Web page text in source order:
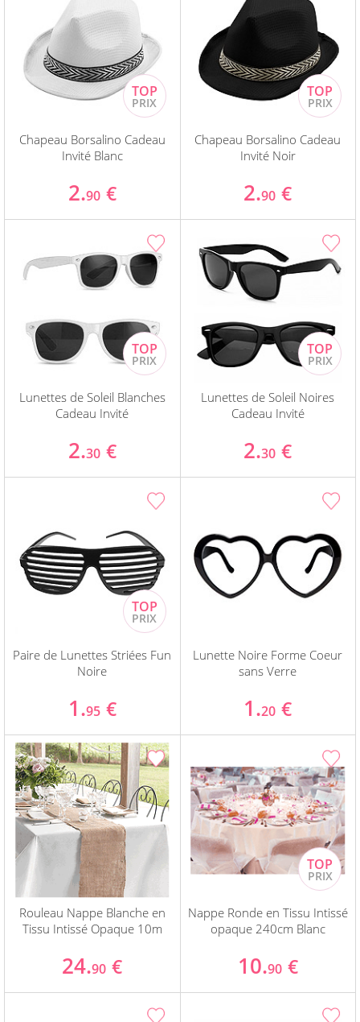
Chapeau Borsalino Cadeau
Invité Blanc
2.90 €
Chapeau Borsalino Cadeau
Invité Noir
2.90 €
Lunettes de Soleil Blanches
Cadeau Invité
2.30 €
Lunettes de Soleil Noires
Cadeau Invité
2.30 €
Paire de Lunettes Striées Fun
Noire
1.95 €
Lunette Noire Forme Coeur
sans Verre
1.20 €
Rouleau Nappe Blanche en
Tissu Intissé Opaque 10m
24.90 €
Nappe Ronde en Tissu Intissé
opaque 240cm Blanc
10.90 €